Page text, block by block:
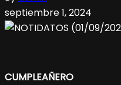
septiembre 1, 2024
CUMPLEAÑERO